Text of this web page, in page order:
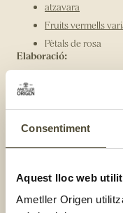
Consentiment
Aquest lloc web
Ametller Origen
atzavara
Fruits vermells
Pètals de rosa
Elaboració:
Hidrata els
Per formar la
Tritura tots els
La consistència
Aboca la crema al
Introdueix el